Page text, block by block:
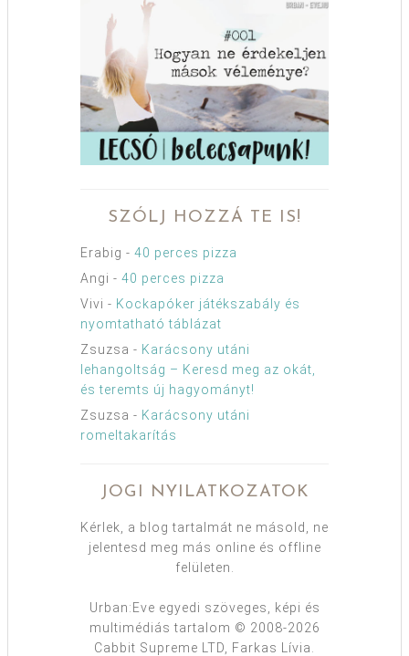
SZÓLJ HOZZÁ TE IS!
Erabig - 40 perces pizza
Angi - 40 perces pizza
Vivi - Kockapóker játékszabály és
nyomtatható táblázat
Zsuzsa - Karácsony utáni
lehangoltság – Keresd meg az okát,
és teremts új hagyományt!
Zsuzsa - Karácsony utáni
romeltakarítás
JOGI NYILATKOZATOK
Kérlek, a blog tartalmát ne másold, ne
jelentesd meg más online és offline
felületen.
Urban:Eve egyedi szöveges, képi és
multimédiás tartalom © 2008-2026
Cabbit Supreme LTD, Farkas Lívia.